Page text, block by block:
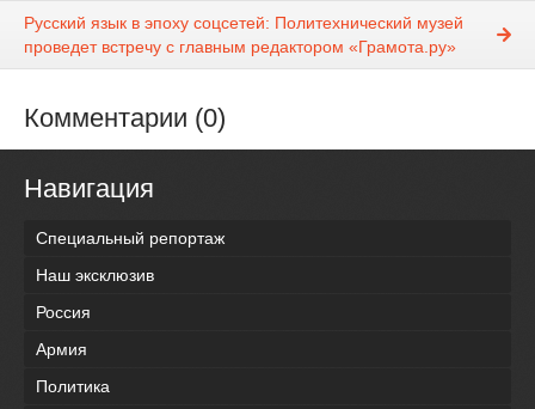
Русский язык в эпоху соцсетей: Политехнический музей
проведет встречу с главным редактором «Грамота.ру»
Комментарии (0)
Навигация
Специальный репортаж
Наш эксклюзив
Россия
Армия
Политика